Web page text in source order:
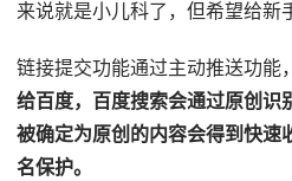
来说就是小儿科了，但希望给新
链接提交功能通过主动推送功能
给百度，百度搜索会通过原创识
被确定为原创的内容会得到快速
名保护。